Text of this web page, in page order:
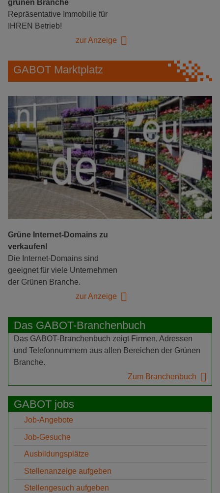
grünen Branche
Repräsentative Immobilie für
IHREN Betrieb!
zur Anzeige
GABOT Marktplatz
Grüne Internet-Domains zu
verkaufen!
Die Internet-Domains sind
geeignet für viele Unternehmen
der Grünen Branche.
zur Anzeige
Das GABOT-Branchenbuch
Das GABOT-Branchenbuch zeigt Firmen, Adressen
und Telefonnummern aus allen Bereichen der Grünen
Branche.
Zum Branchenbuch
GABOT jobs
Job-Angebote
Job-Gesuche
Ausbildungsplätze
Stellenanzeige aufgeben
Stellengesuch aufgeben